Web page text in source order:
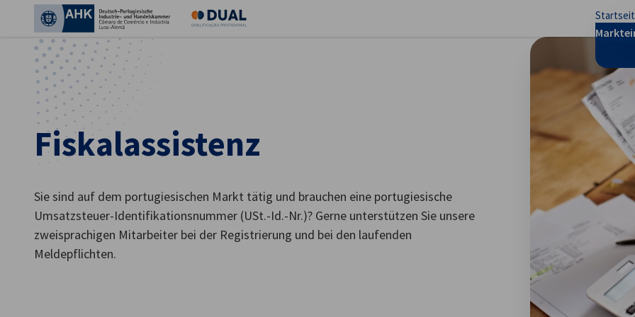
Fiskalassistenz
Sie sind auf dem portugiesischen Markt tätig und brauchen eine portugiesische
Umsatzsteuer-Identifikationsnummer (USt.-Id.-Nr.)? Gerne unterstützen Sie unsere
zweisprachigen Mitarbeiter bei der Registrierung und bei den laufenden
Meldepflichten.